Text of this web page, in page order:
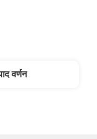
वर्णन